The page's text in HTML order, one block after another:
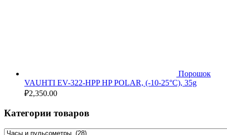
Порошок
VAUHTI EV-322-HPP HP POLAR, (-10-25°C), 35g
₽2,350.00
Категории товаров